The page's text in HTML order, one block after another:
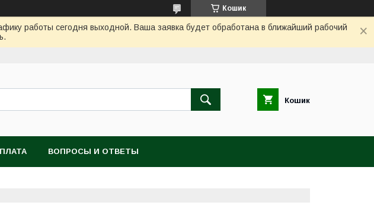
Кошик
работы сегодня выходной. Ваша заявка будет обработана в ближайший рабочий
Кошик
ВОПРОСЫ И ОТВЕТЫ